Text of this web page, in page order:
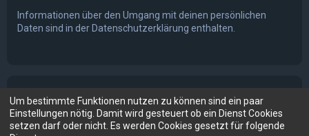
Informationen über den Umgang mit deinen persönlichen
Daten sind in der Datenschutzerklärung enthalten.
Um bestimmte Funktionen nutzen zu können sind ein paar
Einstellungen nötig. Damit wird gesteuert ob ein Dienst Cookies
setzen darf oder nicht. Es werden Cookies gesetzt für folgende